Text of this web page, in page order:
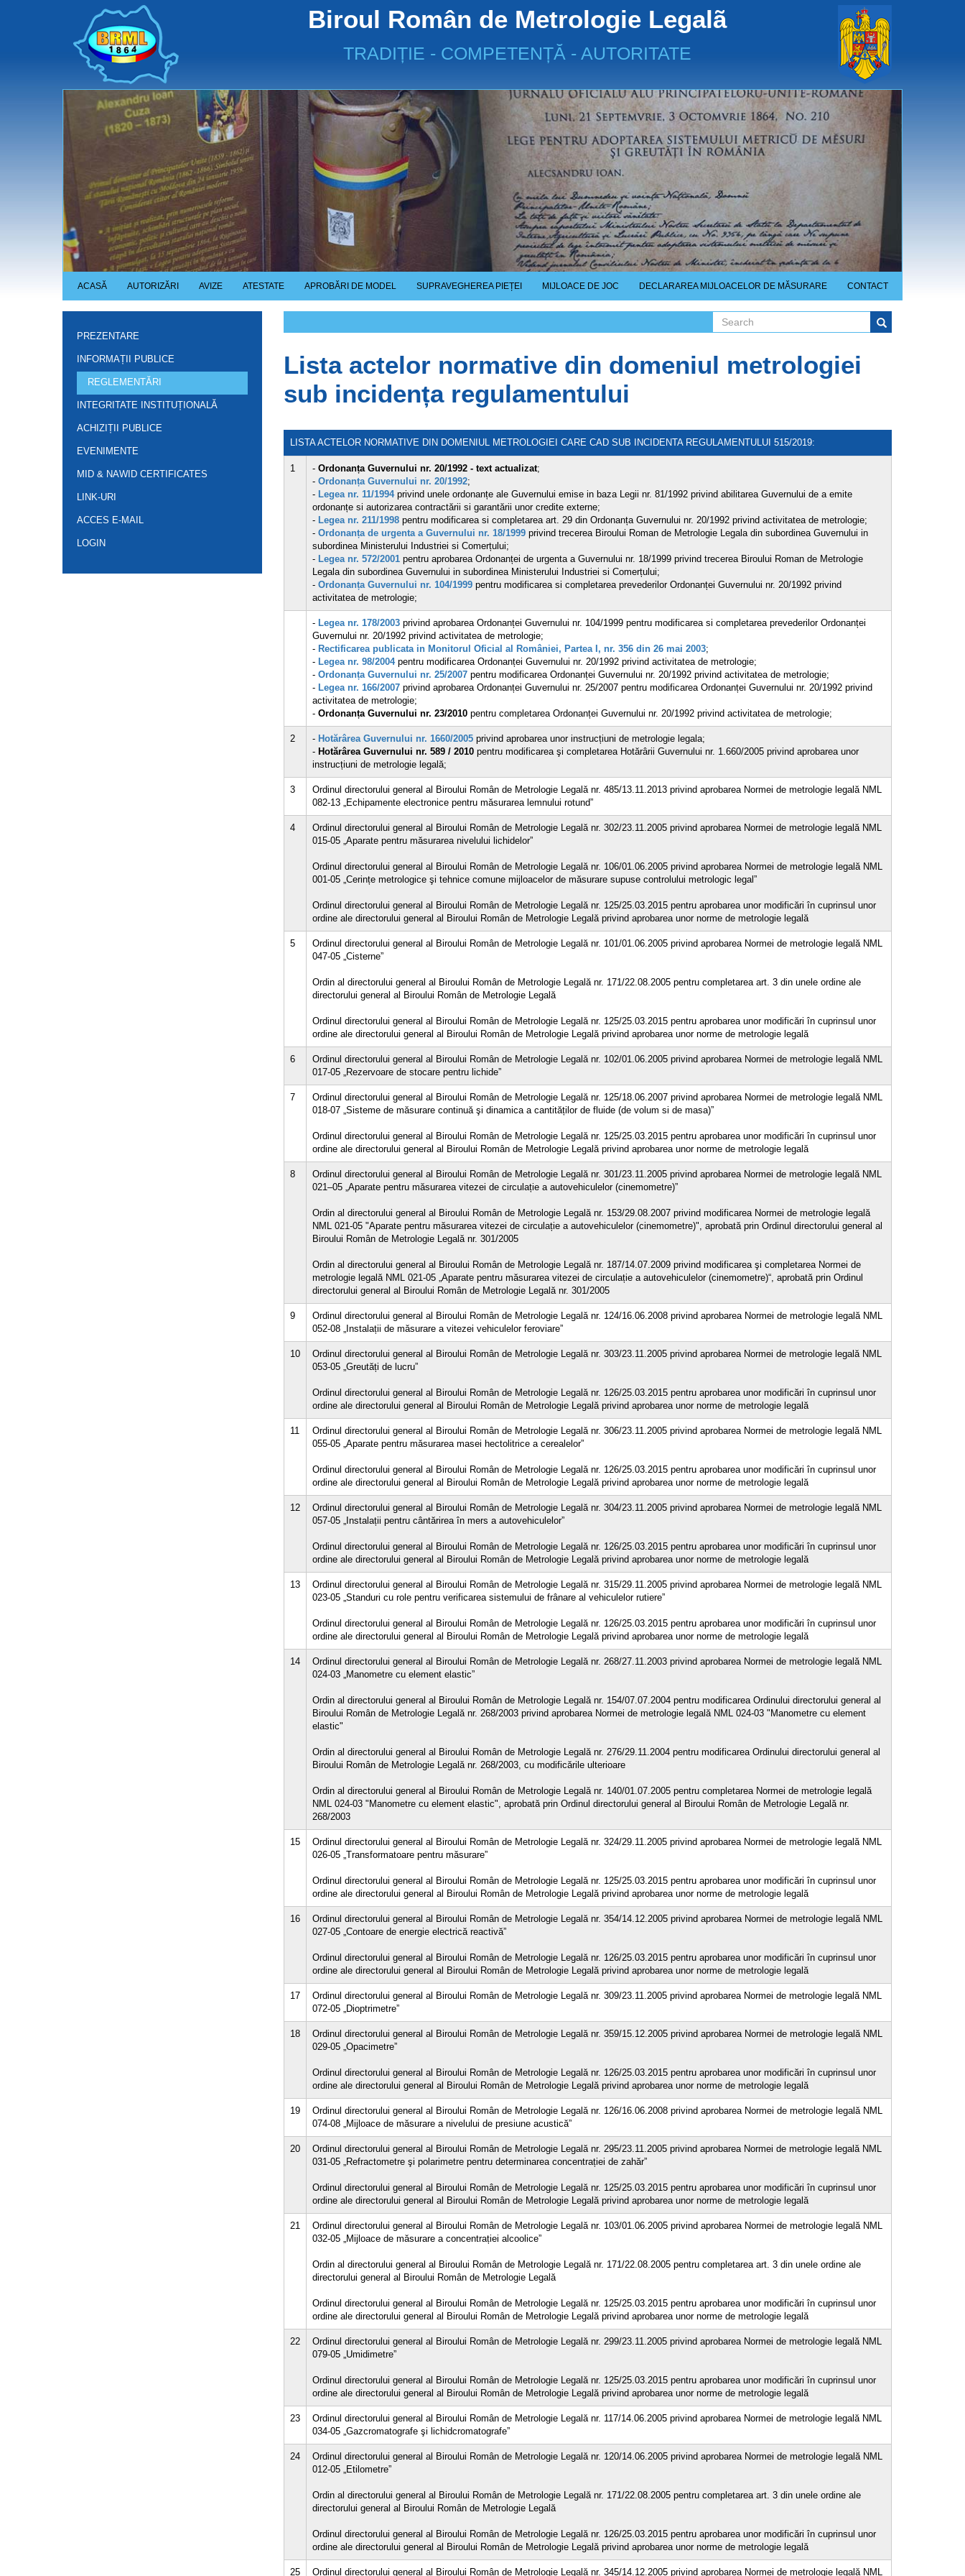
Biroul Român de Metrologie Legalã
TRADIȚIE - COMPETENȚĂ - AUTORITATE
ACASĂ AUTORIZĂRI AVIZE ATESTATE APROBĂRI DE MODEL SUPRAVEGHEREA PIEȚEI MIJLOACE DE JOC DECLARAREA MIJLOACELOR DE MĂSURARE CONTACT
PREZENTARE
INFORMAȚII PUBLICE
REGLEMENTĂRI
INTEGRITATE INSTITUȚIONALĂ
ACHIZIȚII PUBLICE
EVENIMENTE
MID & NAWID CERTIFICATES
LINK-URI
ACCES E-MAIL
LOGIN
Search form
Lista actelor normative din domeniul metrologiei
sub incidența regulamentului
LISTA ACTELOR NORMATIVE DIN DOMENIUL METROLOGIEI CARE CAD SUB INCIDENTA REGULAMENTULUI 515/2019:
1 - Ordonanța Guvernului nr. 20/1992 - text actualizat;
- Ordonanța Guvernului nr. 20/1992;
- Legea nr. 11/1994privind unele ordonanțe ale Guvernului emise in baza Legii nr. 81/1992 privind abilitarea Guvernului de a emite
ordonanțe si autorizarea contractării si garantării unor credite externe;
- Legea nr. 211/1998pentru modificarea si completarea art. 29 din Ordonanța Guvernului nr. 20/1992 privind activitatea de metrologie;
- Ordonanța de urgenta a Guvernului nr. 18/1999privind trecerea Biroului Roman de Metrologie Legala din subordinea Guvernului in
subordinea Ministerului Industriei si Comerțului;
- Legea nr. 572/2001pentru aprobarea Ordonanței de urgenta a Guvernului nr. 18/1999 privind trecerea Biroului Roman de Metrologie
Legala din subordinea Guvernului in subordinea Ministerului Industriei si Comerțului;
- Ordonanța Guvernului nr. 104/1999pentru modificarea si completarea prevederilor Ordonanței Guvernului nr. 20/1992 privind
activitatea de metrologie;
- Legea nr. 178/2003privind aprobarea Ordonanței Guvernului nr. 104/1999 pentru modificarea si completarea prevederilor Ordonanței
Guvernului nr. 20/1992 privind activitatea de metrologie;
- Rectificarea publicata in Monitorul Oficial al României, Partea I, nr. 356 din 26 mai 2003;
- Legea nr. 98/2004pentru modificarea Ordonanței Guvernului nr. 20/1992 privind activitatea de metrologie;
- Ordonanța Guvernului nr. 25/2007pentru modificarea Ordonanței Guvernului nr. 20/1992 privind activitatea de metrologie;
- Legea nr. 166/2007privind aprobarea Ordonanței Guvernului nr. 25/2007 pentru modificarea Ordonanței Guvernului nr. 20/1992 privind
activitatea de metrologie;
- Ordonanța Guvernului nr. 23/2010pentru completarea Ordonanței Guvernului nr. 20/1992 privind activitatea de metrologie;
2 - Hotărârea Guvernului nr. 1660/2005privind aprobarea unor instrucțiuni de metrologie legala;
- Hotărârea Guvernului nr. 589 / 2010pentru modificarea şi completarea Hotărârii Guvernului nr. 1.660/2005 privind aprobarea unor
instrucțiuni de metrologie legală;
3
Ordinul directorului general al Biroului Român de Metrologie Legală nr. 485/13.11.2013 privind aprobarea Normei de metrologie legală NML
082-13 „Echipamente electronice pentru măsurarea lemnului rotund”
4
Ordinul directorului general al Biroului Român de Metrologie Legală nr. 302/23.11.2005 privind aprobarea Normei de metrologie legală NML
015-05 „Aparate pentru măsurarea nivelului lichidelor”
Ordinul directorului general al Biroului Român de Metrologie Legală nr. 106/01.06.2005 privind aprobarea Normei de metrologie legală NML
001-05 „Cerințe metrologice şi tehnice comune mijloacelor de măsurare supuse controlului metrologic legal”
Ordinul directorului general al Biroului Român de Metrologie Legală nr. 125/25.03.2015 pentru aprobarea unor modificări în cuprinsul unor
ordine ale directorului general al Biroului Român de Metrologie Legală privind aprobarea unor norme de metrologie legală
5
Ordinul directorului general al Biroului Român de Metrologie Legală nr. 101/01.06.2005 privind aprobarea Normei de metrologie legală NML
047-05 „Cisterne”
Ordin al directorului general al Biroului Român de Metrologie Legală nr. 171/22.08.2005 pentru completarea art. 3 din unele ordine ale
directorului general al Biroului Român de Metrologie Legală
Ordinul directorului general al Biroului Român de Metrologie Legală nr. 125/25.03.2015 pentru aprobarea unor modificări în cuprinsul unor
ordine ale directorului general al Biroului Român de Metrologie Legală privind aprobarea unor norme de metrologie legală
6
Ordinul directorului general al Biroului Român de Metrologie Legală nr. 102/01.06.2005 privind aprobarea Normei de metrologie legală NML
017-05 „Rezervoare de stocare pentru lichide”
7
Ordinul directorului general al Biroului Român de Metrologie Legală nr. 125/18.06.2007 privind aprobarea Normei de metrologie legală NML
018-07 „Sisteme de măsurare continuă şi dinamica a cantităților de fluide (de volum si de masa)”
Ordinul directorului general al Biroului Român de Metrologie Legală nr. 125/25.03.2015 pentru aprobarea unor modificări în cuprinsul unor
ordine ale directorului general al Biroului Român de Metrologie Legală privind aprobarea unor norme de metrologie legală
8
Ordinul directorului general al Biroului Român de Metrologie Legală nr. 301/23.11.2005 privind aprobarea Normei de metrologie legală NML
021–05 „Aparate pentru măsurarea vitezei de circulație a autovehiculelor (cinemometre)”
Ordin al directorului general al Biroului Român de Metrologie Legală nr. 153/29.08.2007 privind modificarea Normei de metrologie legală
NML 021-05 "Aparate pentru măsurarea vitezei de circulație a autovehiculelor (cinemometre)", aprobată prin Ordinul directorului general al
Biroului Român de Metrologie Legală nr. 301/2005
Ordin al directorului general al Biroului Român de Metrologie Legală nr. 187/14.07.2009 privind modificarea şi completarea Normei de
metrologie legală NML 021-05 „Aparate pentru măsurarea vitezei de circulație a autovehiculelor (cinemometre)“, aprobată prin Ordinul
directorului general al Biroului Român de Metrologie Legală nr. 301/2005
9
Ordinul directorului general al Biroului Român de Metrologie Legală nr. 124/16.06.2008 privind aprobarea Normei de metrologie legală NML
052-08 „Instalații de măsurare a vitezei vehiculelor feroviare”
10
Ordinul directorului general al Biroului Român de Metrologie Legală nr. 303/23.11.2005 privind aprobarea Normei de metrologie legală NML
053-05 „Greutăți de lucru”
Ordinul directorului general al Biroului Român de Metrologie Legală nr. 126/25.03.2015 pentru aprobarea unor modificări în cuprinsul unor
ordine ale directorului general al Biroului Român de Metrologie Legală privind aprobarea unor norme de metrologie legală
11
Ordinul directorului general al Biroului Român de Metrologie Legală nr. 306/23.11.2005 privind aprobarea Normei de metrologie legală NML
055-05 „Aparate pentru măsurarea masei hectolitrice a cerealelor”
Ordinul directorului general al Biroului Român de Metrologie Legală nr. 126/25.03.2015 pentru aprobarea unor modificări în cuprinsul unor
ordine ale directorului general al Biroului Român de Metrologie Legală privind aprobarea unor norme de metrologie legală
12
Ordinul directorului general al Biroului Român de Metrologie Legală nr. 304/23.11.2005 privind aprobarea Normei de metrologie legală NML
057-05 „Instalații pentru cântărirea în mers a autovehiculelor”
Ordinul directorului general al Biroului Român de Metrologie Legală nr. 126/25.03.2015 pentru aprobarea unor modificări în cuprinsul unor
ordine ale directorului general al Biroului Român de Metrologie Legală privind aprobarea unor norme de metrologie legală
13
Ordinul directorului general al Biroului Român de Metrologie Legală nr. 315/29.11.2005 privind aprobarea Normei de metrologie legală NML
023-05 „Standuri cu role pentru verificarea sistemului de frânare al vehiculelor rutiere”
Ordinul directorului general al Biroului Român de Metrologie Legală nr. 126/25.03.2015 pentru aprobarea unor modificări în cuprinsul unor
ordine ale directorului general al Biroului Român de Metrologie Legală privind aprobarea unor norme de metrologie legală
14
Ordinul directorului general al Biroului Român de Metrologie Legală nr. 268/27.11.2003 privind aprobarea Normei de metrologie legală NML
024-03 „Manometre cu element elastic”
Ordin al directorului general al Biroului Român de Metrologie Legală nr. 154/07.07.2004 pentru modificarea Ordinului directorului general al
Biroului Român de Metrologie Legală nr. 268/2003 privind aprobarea Normei de metrologie legală NML 024-03 "Manometre cu element
elastic"
Ordin al directorului general al Biroului Român de Metrologie Legală nr. 276/29.11.2004 pentru modificarea Ordinului directorului general al
Biroului Român de Metrologie Legală nr. 268/2003, cu modificările ulterioare
Ordin al directorului general al Biroului Român de Metrologie Legală nr. 140/01.07.2005 pentru completarea Normei de metrologie legală
NML 024-03 "Manometre cu element elastic", aprobată prin Ordinul directorului general al Biroului Român de Metrologie Legală nr.
268/2003
15
Ordinul directorului general al Biroului Român de Metrologie Legală nr. 324/29.11.2005 privind aprobarea Normei de metrologie legală NML
026-05 „Transformatoare pentru măsurare”
Ordinul directorului general al Biroului Român de Metrologie Legală nr. 125/25.03.2015 pentru aprobarea unor modificări în cuprinsul unor
ordine ale directorului general al Biroului Român de Metrologie Legală privind aprobarea unor norme de metrologie legală
16
Ordinul directorului general al Biroului Român de Metrologie Legală nr. 354/14.12.2005 privind aprobarea Normei de metrologie legală NML
027-05 „Contoare de energie electrică reactivă”
Ordinul directorului general al Biroului Român de Metrologie Legală nr. 126/25.03.2015 pentru aprobarea unor modificări în cuprinsul unor
ordine ale directorului general al Biroului Român de Metrologie Legală privind aprobarea unor norme de metrologie legală
17
Ordinul directorului general al Biroului Român de Metrologie Legală nr. 309/23.11.2005 privind aprobarea Normei de metrologie legală NML
072-05 „Dioptrimetre”
18
Ordinul directorului general al Biroului Român de Metrologie Legală nr. 359/15.12.2005 privind aprobarea Normei de metrologie legală NML
029-05 „Opacimetre”
Ordinul directorului general al Biroului Român de Metrologie Legală nr. 126/25.03.2015 pentru aprobarea unor modificări în cuprinsul unor
ordine ale directorului general al Biroului Român de Metrologie Legală privind aprobarea unor norme de metrologie legală
19
Ordinul directorului general al Biroului Român de Metrologie Legală nr. 126/16.06.2008 privind aprobarea Normei de metrologie legală NML
074-08 „Mijloace de măsurare a nivelului de presiune acustică”
20
Ordinul directorului general al Biroului Român de Metrologie Legală nr. 295/23.11.2005 privind aprobarea Normei de metrologie legală NML
031-05 „Refractometre şi polarimetre pentru determinarea concentrației de zahăr”
Ordinul directorului general al Biroului Român de Metrologie Legală nr. 125/25.03.2015 pentru aprobarea unor modificări în cuprinsul unor
ordine ale directorului general al Biroului Român de Metrologie Legală privind aprobarea unor norme de metrologie legală
21
Ordinul directorului general al Biroului Român de Metrologie Legală nr. 103/01.06.2005 privind aprobarea Normei de metrologie legală NML
032-05 „Mijloace de măsurare a concentrației alcoolice”
Ordin al directorului general al Biroului Român de Metrologie Legală nr. 171/22.08.2005 pentru completarea art. 3 din unele ordine ale
directorului general al Biroului Român de Metrologie Legală
Ordinul directorului general al Biroului Român de Metrologie Legală nr. 125/25.03.2015 pentru aprobarea unor modificări în cuprinsul unor
ordine ale directorului general al Biroului Român de Metrologie Legală privind aprobarea unor norme de metrologie legală
22
Ordinul directorului general al Biroului Român de Metrologie Legală nr. 299/23.11.2005 privind aprobarea Normei de metrologie legală NML
079-05 „Umidimetre”
Ordinul directorului general al Biroului Român de Metrologie Legală nr. 125/25.03.2015 pentru aprobarea unor modificări în cuprinsul unor
ordine ale directorului general al Biroului Român de Metrologie Legală privind aprobarea unor norme de metrologie legală
23
Ordinul directorului general al Biroului Român de Metrologie Legală nr. 117/14.06.2005 privind aprobarea Normei de metrologie legală NML
034-05 „Gazcromatografe şi lichidcromatografe”
24
Ordinul directorului general al Biroului Român de Metrologie Legală nr. 120/14.06.2005 privind aprobarea Normei de metrologie legală NML
012-05 „Etilometre”
Ordin al directorului general al Biroului Român de Metrologie Legală nr. 171/22.08.2005 pentru completarea art. 3 din unele ordine ale
directorului general al Biroului Român de Metrologie Legală
Ordinul directorului general al Biroului Român de Metrologie Legală nr. 126/25.03.2015 pentru aprobarea unor modificări în cuprinsul unor
ordine ale directorului general al Biroului Român de Metrologie Legală privind aprobarea unor norme de metrologie legală
25 Ordinul directorului general al Biroului Român de Metrologie Legală nr. 345/14.12.2005 privind aprobarea Normei de metrologie legală NML